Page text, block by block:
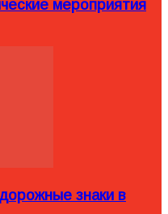
мероприятия
знаки в